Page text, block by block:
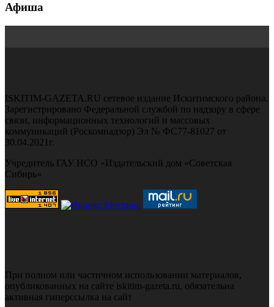
Афиша
ISKITIM-GAZETA.RU сетевое издание Искитимского района.
Зарегистрировано Федеральной службой по надзору в сфере
связи, информационных технологий и массовых
коммуникаций (Роскомнадзор) Эл № ФС77-81027 от
30.04.2021г.
Учредитель ГАУ НСО «Издательский дом «Советская
Сибирь»
При полном или частичном использовании материалов,
опубликованных на сайте iskitim-gazeta.ru, обязательна
активная гиперссылка на сайт